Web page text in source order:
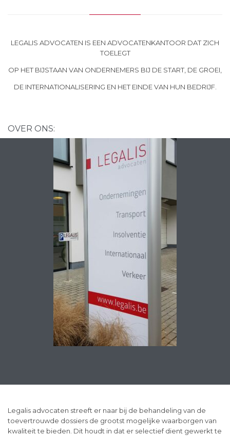
LEGALIS ADVOCATEN IS EEN ADVOCATENKANTOOR DAT ZICH
TOELEGT
OP HET BIJSTAAN VAN ONDERNEMERS BIJ DE START, DE GROEI,
DE INTERNATIONALISERING EN HET EINDE VAN HUN BEDRIJF.
OVER ONS:
Legalis advocaten streeft er naar bij de behandeling van de
toevertrouwde dossiers de grootst mogelijke waarborgen van
kwaliteit te bieden. Dit houdt in dat er selectief dient gewerkt te